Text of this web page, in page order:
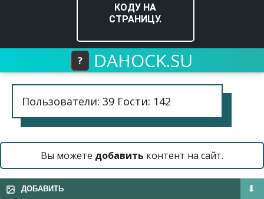
КОДУ НА
СТРАНИЦУ.
? DAHOCK.SU
Пользователи: 39 Гости: 142
Вы можете добавить контент на сайт.
ДОБАВИТЬ